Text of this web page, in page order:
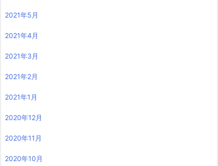
2021年5月
2021年4月
2021年3月
2021年2月
2021年1月
2020年12月
2020年11月
2020年10月